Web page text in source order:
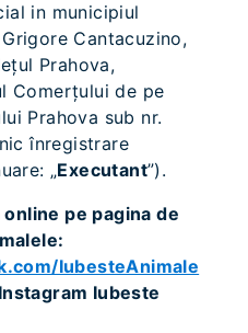
in municipiul
Cantacuzino,
Prahova,
Comerțului de pe
Prahova sub nr.
înregistrare
„Executant”).
pe pagina de
IubesteAnimale
Iubeste